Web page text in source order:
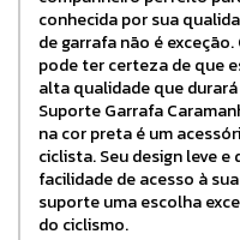
conhecida por sua
de garrafa não é
pode ter certeza de que
alta qualidade que
Suporte Garrafa
na cor preta é um
ciclista. Seu design leve
facilidade de acesso à
suporte uma escolha
do ciclismo.